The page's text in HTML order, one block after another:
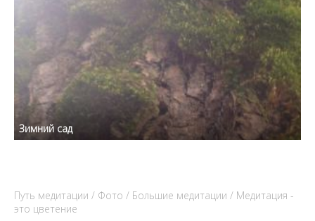
Зимний сад
Путь медитации / Фото / Большие медитации / Медитация -
это цветение